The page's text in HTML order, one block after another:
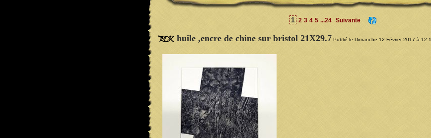
1 2 3 4 5 ...24 Suivante
huile ,encre de chine sur bristol 21X29.7 Publié le Dimanche 12 Février 2017 à